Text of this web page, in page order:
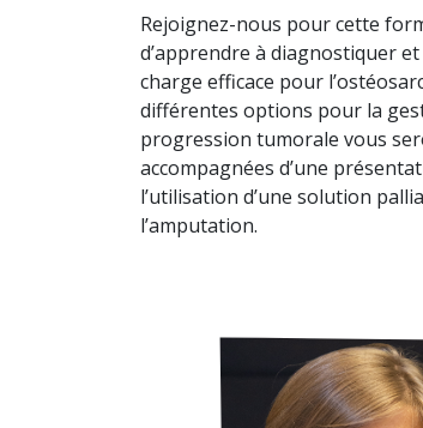
Rejoignez-nous pour cette
d’apprendre à diagnostiquer
charge efficace pour
différentes options pour la
progression tumorale vous
accompagnées d’une
l’utilisation d’une solution
l’amputation.